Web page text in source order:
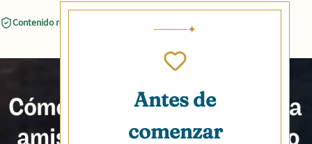
Contenido revisado
Antes de
comenzar